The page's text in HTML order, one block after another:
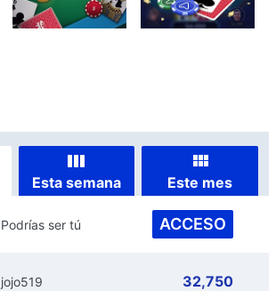
Esta semana Este mes
Podrías ser tú ACCESO
jojo519 32,750